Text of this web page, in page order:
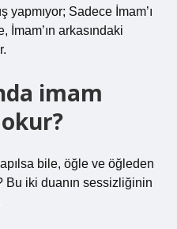
yapmıyor; Sadece İmam’ı
İmam’ın arkasındaki
imam
bile, öğle ve öğleden
Bu iki duanın sessizliğinin